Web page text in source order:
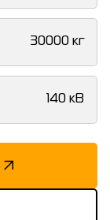
30000 кг
140 кВ